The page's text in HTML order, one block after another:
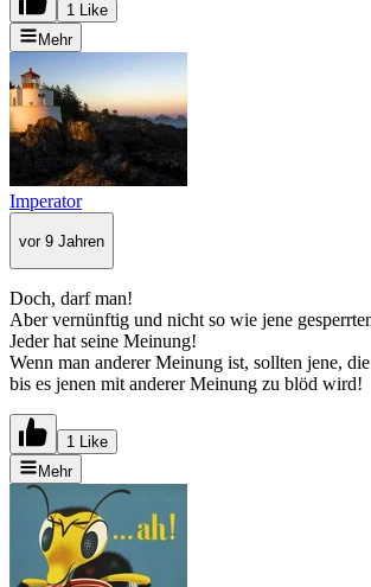
1 Like
Mehr
Imperator
vor 9 Jahren
Doch, darf man!
Aber vernünftig und nicht so wie jene
Jeder hat seine Meinung!
Wenn man anderer Meinung ist, sollten jene,
bis es jenen mit anderer Meinung zu blöd wird!
1 Like
Mehr